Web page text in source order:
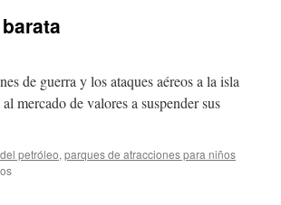
de guerra y los ataques aéreos a la isla
mercado de valores a suspender sus
petróleo, parques de atracciones para niños
en